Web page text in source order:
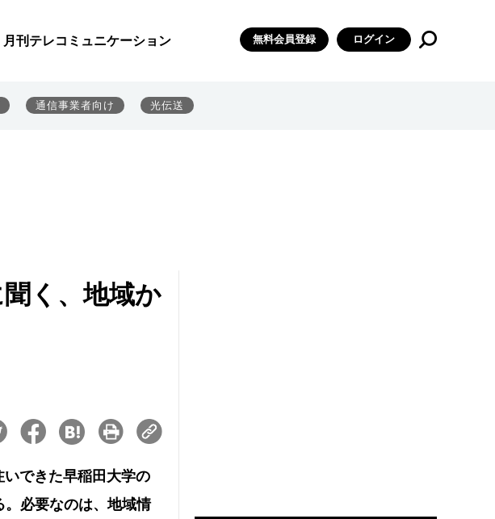
月刊テレコミュニケーション 無料会員登録 ログイン
通信事業者向け 光伝送
く、地域か
できた早稲田大学の
必要なのは、地域情